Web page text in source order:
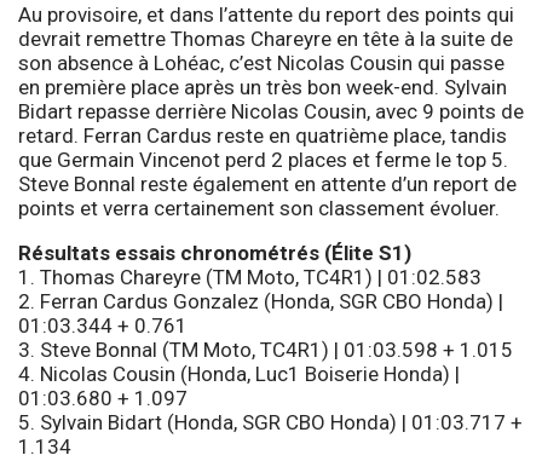
Au provisoire, et dans l’attente du report des points qui
devrait remettre Thomas Chareyre en tête à la suite de
son absence à Lohéac, c’est Nicolas Cousin qui passe
en première place après un très bon week-end. Sylvain
Bidart repasse derrière Nicolas Cousin, avec 9 points de
retard. Ferran Cardus reste en quatrième place, tandis
que Germain Vincenot perd 2 places et ferme le top 5.
Steve Bonnal reste également en attente d’un report de
points et verra certainement son classement évoluer.
Résultats essais chronométrés (Élite S1)
1. Thomas Chareyre (TM Moto, TC4R1) | 01:02.583
2. Ferran Cardus Gonzalez (Honda, SGR CBO Honda) |
01:03.344 + 0.761
3. Steve Bonnal (TM Moto, TC4R1) | 01:03.598 + 1.015
4. Nicolas Cousin (Honda, Luc1 Boiserie Honda) |
01:03.680 + 1.097
5. Sylvain Bidart (Honda, SGR CBO Honda) | 01:03.717 +
1.134